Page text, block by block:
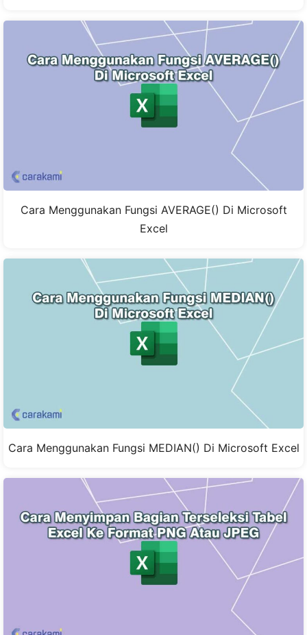
Cara Menggunakan Fungsi AVERAGE() Di Microsoft
Excel
Cara Menggunakan Fungsi MEDIAN() Di Microsoft Excel